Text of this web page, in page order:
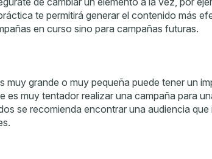
te permitirá generar el contenido más
en curso sino para campañas futuras.
muy grande o muy pequeña puede tener un
es muy tentador realizar una campaña para
se recomienda encontrar una audiencia